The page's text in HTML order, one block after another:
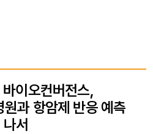
이오컨버전스,
과 항암제 반응 예측
나서